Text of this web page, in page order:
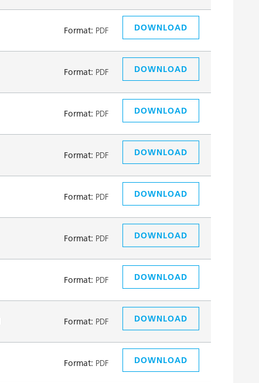
Format: PDF DOWNLOAD
Format: PDF DOWNLOAD
Format: PDF DOWNLOAD
Format: PDF DOWNLOAD
Format: PDF DOWNLOAD
Format: PDF DOWNLOAD
Format: PDF DOWNLOAD
Format: PDF DOWNLOAD
Format: PDF DOWNLOAD